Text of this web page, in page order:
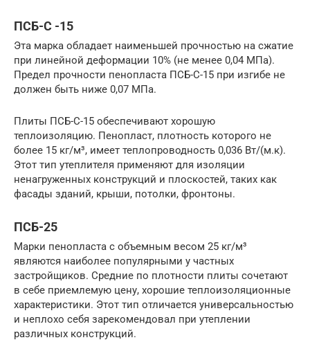
ПСБ-С -15
Эта марка обладает наименьшей прочностью на сжатие
при линейной деформации 10% (не менее 0,04 МПа).
Предел прочности пенопласта ПСБ-С-15 при изгибе не
должен быть ниже 0,07 МПа.
Плиты ПСБ-С-15 обеспечивают хорошую
теплоизоляцию. Пенопласт, плотность которого не
более 15 кг/м³, имеет теплопроводность 0,036 Вт/(м.к).
Этот тип утеплителя применяют для изоляции
ненагруженных конструкций и плоскостей, таких как
фасады зданий, крыши, потолки, фронтоны.
ПСБ-25
Марки пенопласта с объемным весом 25 кг/м³
являются наиболее популярными у частных
застройщиков. Средние по плотности плиты сочетают
в себе приемлемую цену, хорошие теплоизоляционные
характеристики. Этот тип отличается универсальностью
и неплохо себя зарекомендовал при утеплении
различных конструкций.